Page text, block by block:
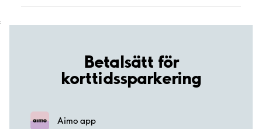
;
Betalsätt för
korttidssparkering
Aimo app